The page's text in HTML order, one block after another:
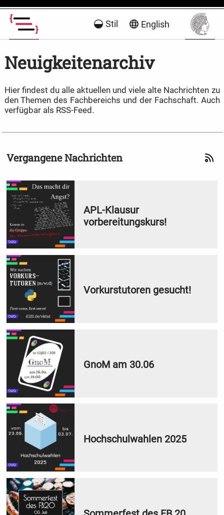
Stil English
Neuigkeitenarchiv
Hier findest du alle aktuellen und viele alte Nachrichten zu
den Themen des Fachbereichs und der Fachschaft. Auch
verfügbar als RSS-Feed.
Vergangene Nachrichten
APL-Klausur
vorbereitungskurs!
Vorkurstutoren gesucht!
GnoM am 30.06
Hochschulwahlen 2025